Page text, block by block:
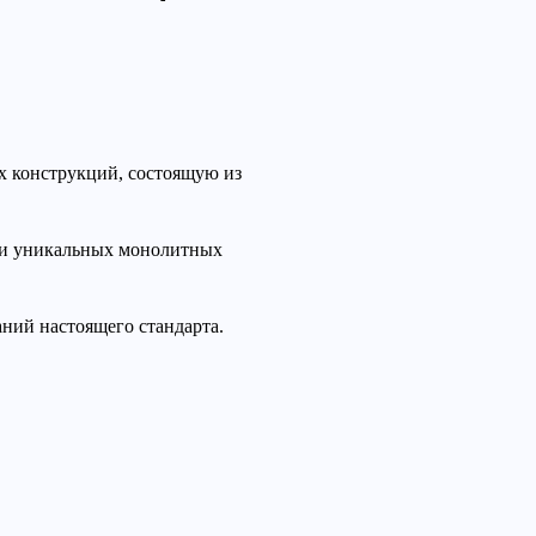
конструкций, состоящую из
и уникальных монолитных
настоящего стандарта.